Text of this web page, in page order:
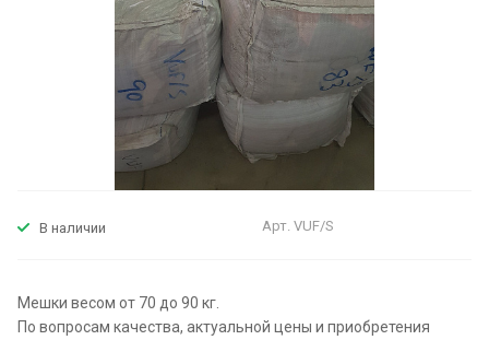
В наличии Арт. VUF/S
Мешки весом от 70 до 90 кг.
По вопросам качества, актуальной цены и приобретения